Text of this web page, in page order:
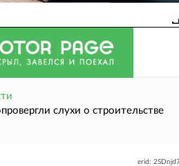
слухи о строительстве
erid: